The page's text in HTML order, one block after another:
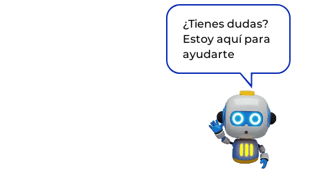
¿Tienes dudas?
Estoy aquí para
ayudarte